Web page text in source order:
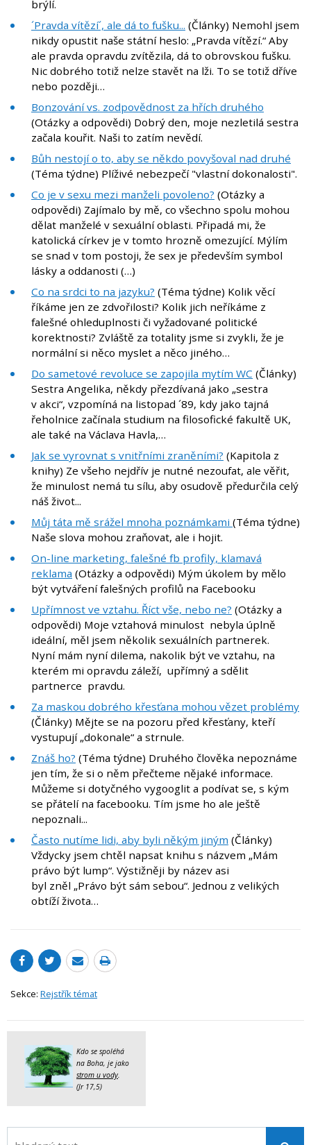
brýlí.
´Pravda vítězí´, ale dá to fušku... (Články) Nemohl jsem
nikdy opustit naše státní heslo: „Pravda vítězí.“ Aby
ale pravda opravdu zvítězila, dá to obrovskou fušku.
Nic dobrého totiž nelze stavět na lži. To se totiž dříve
nebo později…
Bonzování vs. zodpovědnost za hřích druhého
(Otázky a odpovědi) Dobrý den, moje nezletilá sestra
začala kouřit. Naši to zatím nevědí.
Bůh nestojí o to, aby se někdo povyšoval nad druhé
(Téma týdne) Plíživé nebezpečí "vlastní dokonalosti".
Co je v sexu mezi manželi povoleno? (Otázky a
odpovědi) Zajímalo by mě, co všechno spolu mohou
dělat manželé v sexuální oblasti. Připadá mi, že
katolická církev je v tomto hrozně omezující. Mýlím
se snad v tom postoji, že sex je především symbol
lásky a oddanosti (…)
Co na srdci to na jazyku? (Téma týdne) Kolik věcí
říkáme jen ze zdvořilosti? Kolik jich neříkáme z
falešné ohleduplnosti či vyžadované politické
korektnosti? Zvláště za totality jsme si zvykli, že je
normální si něco myslet a něco jiného…
Do sametové revoluce se zapojila mytím WC (Články)
Sestra Angelika, někdy přezdívaná jako „sestra
v akci“, vzpomíná na listopad ´89, kdy jako tajná
řeholnice začínala studium na filosofické fakultě UK,
ale také na Václava Havla,…
Jak se vyrovnat s vnitřními zraněními? (Kapitola z
knihy) Ze všeho nejdřív je nutné nezoufat, ale věřit,
že minulost nemá tu sílu, aby osudově předurčila celý
náš život...
Můj táta mě srážel mnoha poznámkami (Téma týdne)
Naše slova mohou zraňovat, ale i hojit.
On-line marketing, falešné fb profily, klamavá
reklama (Otázky a odpovědi) Mým úkolem by mělo
být vytváření falešných profilů na Facebooku
Upřímnost ve vztahu. Říct vše, nebo ne? (Otázky a
odpovědi) Moje vztahová minulost nebyla úplně
ideální, měl jsem několik sexuálních partnerek.
Nyní mám nyní dilema, nakolik být ve vztahu, na
kterém mi opravdu záleží, upřímný a sdělit
partnerce pravdu.
Za maskou dobrého křesťana mohou vězet problémy
(Články) Mějte se na pozoru před křesťany, kteří
vystupují „dokonale“ a strnule.
Znáš ho? (Téma týdne) Druhého člověka nepoznáme
jen tím, že si o něm přečteme nějaké informace.
Můžeme si dotyčného vygooglit a podívat se, s kým
se přátelí na facebooku. Tím jsme ho ale ještě
nepoznali...
Často nutíme lidi, aby byli někým jiným (Články)
Vždycky jsem chtěl napsat knihu s názvem „Mám
právo být lump“. Výstižněji by název asi
byl zněl „Právo být sám sebou“. Jednou z velikých
obtíží života…
Sekce: Rejstřík témat
Kdo se spoléhá
na Boha, je jako
strom u vody.
(Jr 17,5)